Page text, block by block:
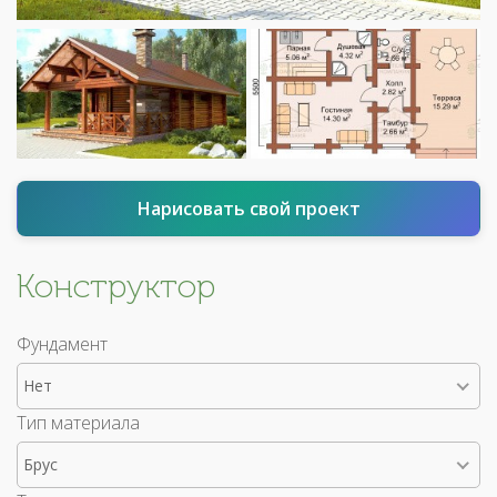
Нарисовать свой проект
Конструктор
Фундамент
Нет
Тип материала
Брус